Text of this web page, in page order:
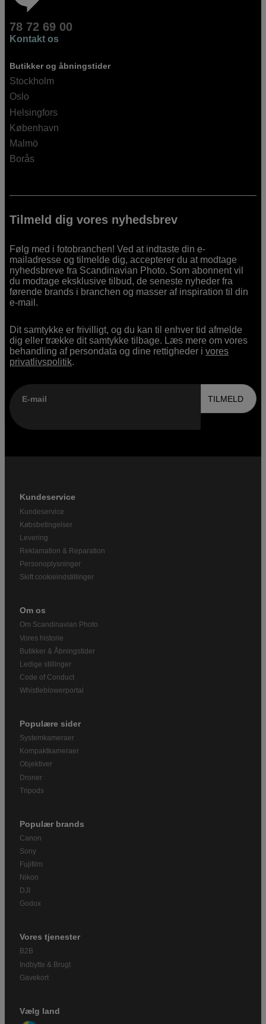
78 72 69 00
Kontakt os
Butikker og åbningstider
Stockholm
Oslo
Helsingfors
København
Malmö
Borås
Tilmeld dig vores nyhedsbrev
Følg med i fotobranchen! Ved at indtaste din e-
mailadresse og tilmelde dig, accepterer du at modtage
nyhedsbreve fra Scandinavian Photo. Som abonnent vil
du modtage eksklusive tilbud, de seneste nyheder fra
førende brands i branchen og masser af inspiration til din
e-mail.
Dit samtykke er frivilligt, og du kan til enhver tid afmelde
dig eller trække dit samtykke tilbage. Læs mere om vores
behandling af persondata og dine rettigheder ivores
privatlivspolitik.
E-mail TILMELD
Kundeservice
Kundeservice
Købsbetingelser
Levering
Reklamation & Reparation
Personoplysninger
Skift cookieindstillinger
Om os
Om Scandinavian Photo
Vores historie
Butikker & Åbningstider
Ledige stillinger
Code of Conduct
Whistleblowerportal
Populære sider
Systemkameraer
Kompaktkameraer
Objektiver
Droner
Tripods
Populær brands
Canon
Sony
Fujifilm
Nikon
DJI
Godox
Vores tjenester
B2B
Indbytte & Brugt
Gavekort
Vælg land